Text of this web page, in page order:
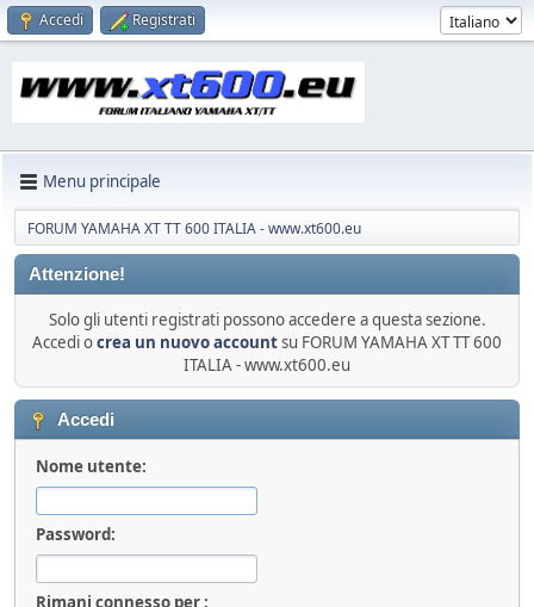
Accedi Registrati
Menu principale
FORUM YAMAHA XT TT 600 ITALIA - www.xt600.eu
Attenzione!
Solo gli utenti registrati possono accedere a questa sezione.
Accedi ocrea un nuovo accountsu FORUM YAMAHA XT TT 600
ITALIA - www.xt600.eu
Accedi
Nome utente:
Password:
Rimani connesso per :